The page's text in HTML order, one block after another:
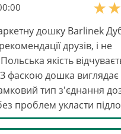
дошку Barlinek
друзів, і не
якість
З фаскою дошка
тип з'єднання
проблем укласти